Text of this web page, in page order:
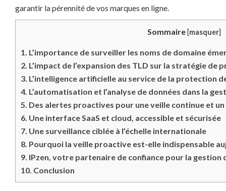
garantir la pérennité de vos marques en ligne.
Sommaire [masquer]
1. L’importance de surveiller les noms de domaine
2. L’impact de l’expansion des TLD sur la stratégie de
3. L’intelligence artificielle au service de la protection
4. L’automatisation et l’analyse de données dans la
5. Des alertes proactives pour une veille continue et
6. Une interface SaaS et cloud, accessible et sécurisée
7. Une surveillance ciblée à l’échelle internationale
8. Pourquoi la veille proactive est-elle indispensable
9. IPzen, votre partenaire de confiance pour la
10. Conclusion